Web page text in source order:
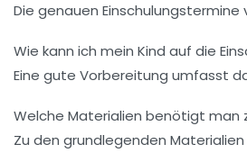
Die genauen
Wie kann ich mein Kind auf die
Eine gute Vorbereitung umfasst
Welche Materialien benötigt man
Zu den grundlegenden